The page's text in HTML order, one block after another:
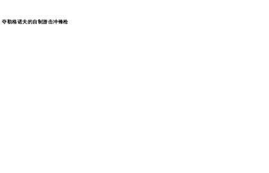
夺勒格诺夫的自制游击冲锋枪